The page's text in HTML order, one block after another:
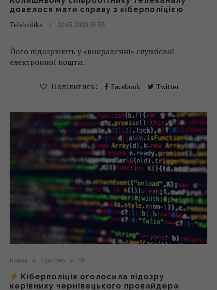
довелося мати справу з кіберполіцією
Telekritika
20.05.2020 15:58
Його підозрюють у «викраденні» службової
електронної пошти.
Поділитись: Facebook Twitter
Новини Піратство ТБ
Кіберполіція оголосила підозру
керівнику чернівецького провайдера